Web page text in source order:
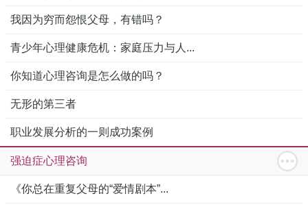
我因为穷而怨恨父母，有错吗？
青少年心理健康危机：家庭压力与人...
你知道心理咨询是怎么做的吗？
无形的第三者
职业发展分析的一则成功案例
强迫症心理咨询
《你总在重复父母的“爱情剧本”...